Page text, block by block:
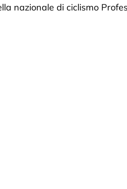
nazionale di ciclismo